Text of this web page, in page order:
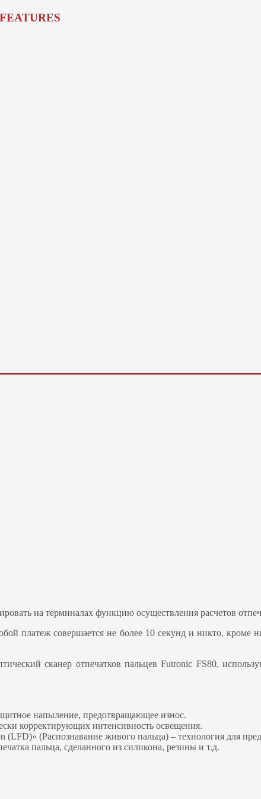
на терминалах функцию осуществления расчетов
платеж совершается не более 10 секунд и никто, кроме
сканер отпечатков пальцев Futronic FS80,
напыление, предотвращающее износ.
корректирующих интенсивность освещения.
(LFD)» (Распознавание живого пальца) – технология для
пальца, сделанного из силикона, резины и т.д.